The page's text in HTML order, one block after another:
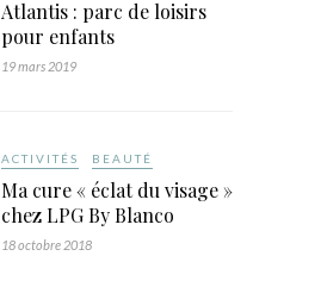
Atlantis : parc de loisirs
pour enfants
19 mars 2019
ACTIVITÉS BEAUTÉ
Ma cure « éclat du visage »
chez LPG By Blanco
18 octobre 2018